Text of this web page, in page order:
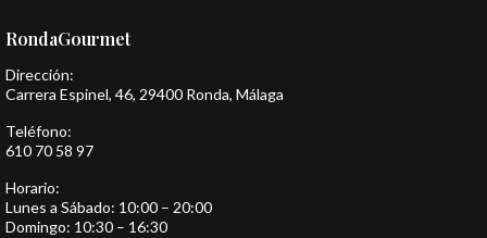
RondaGourmet
Dirección:
Carrera Espinel, 46, 29400 Ronda, Málaga
Teléfono:
610 70 58 97
Horario:
Lunes a Sábado: 10:00 – 20:00
Domingo: 10:30 – 16:30